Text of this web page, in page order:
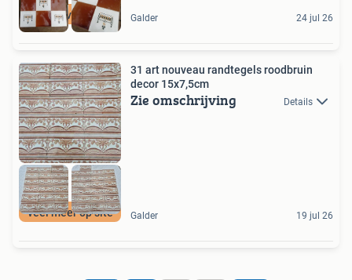
unieke voorraad Galder 24 jul 26
veel meer op site
31 art nouveau randtegels roodbruin
decor 15x7,5cm
Zie omschrijving Details
Galder 19 jul 26